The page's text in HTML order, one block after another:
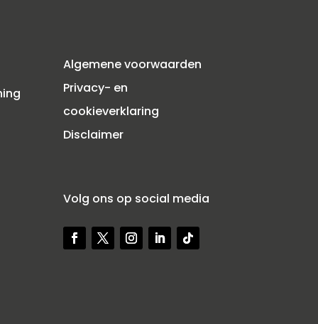
Algemene voorwaarden
Privacy- en
cookieverklaring
Disclaimer
Volg ons op social media